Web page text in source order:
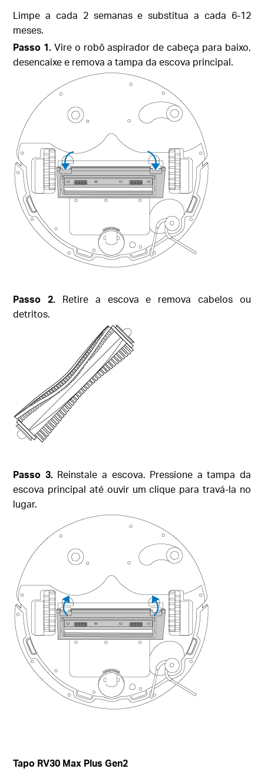
Limpe a cada 2 semanas e substitua a cada 6-12
meses.
Passo 1. Vire o robô aspirador de cabeça para baixo,
desencaixe e remova a tampa da escova principal.
Passo 2. Retire a escova e remova cabelos ou
detritos.
Passo 3. Reinstale a escova. Pressione a tampa da
escova principal até ouvir um clique para travá-la no
lugar.
Tapo RV30 Max Plus Gen2